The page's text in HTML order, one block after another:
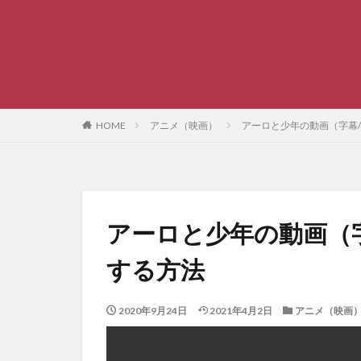
HOME アニメ（映画） アーロと少年の動画（字
アーロと少年の動画
する方法
2020年9月24日 2021年4月2日 アニメ（映画